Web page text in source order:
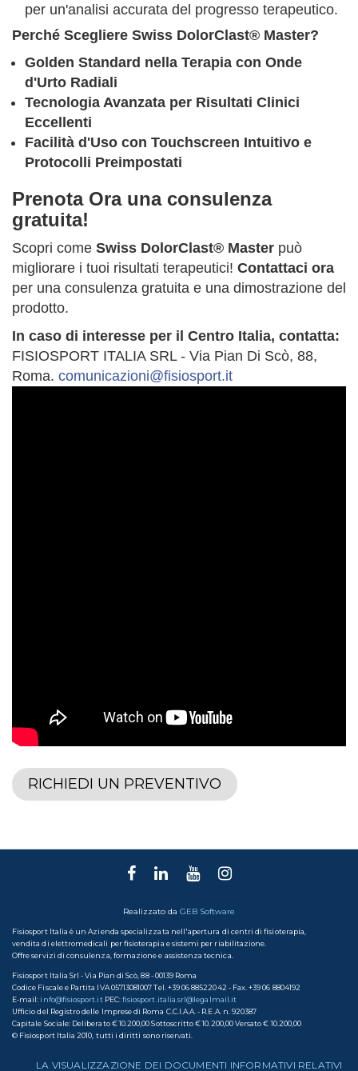
per un'analisi accurata del progresso terapeutico.
Perché Scegliere Swiss DolorClast® Master?
Golden Standard nella Terapia con Onde
d'Urto Radiali
Tecnologia Avanzata per Risultati Clinici
Eccellenti
Facilità d'Uso con Touchscreen Intuitivo e
Protocolli Preimpostati
Prenota Ora una consulenza
gratuita!
Scopri come Swiss DolorClast® Master può
migliorare i tuoi risultati terapeutici! Contattaci ora
per una consulenza gratuita e una dimostrazione del
prodotto.
In caso di interesse per il Centro Italia, contatta:
FISIOSPORT ITALIA SRL - Via Pian Di Scò, 88,
Roma. comunicazioni@fisiosport.it
RICHIEDI UN PREVENTIVO
Realizzato da GEB Software
Fisiosport Italia è un Azienda specializzata nell'apertura di centri di fisioterapia,
vendita di elettromedicali per fisioterapia e sistemi per riabilitazione.
Offre servizi di consulenza, formazione e assistenza tecnica.
Fisiosport Italia Srl - Via Pian di Scò, 88 - 00139 Roma
Codice Fiscale e Partita IVA 05713081007 Tel. +39 06 88522042 - Fax. +39 06 8804192
E-mail: info@fisiosport.itPEC:fisiosport.italia.srl@legalmail.it
Ufficio del Registro delle Imprese di Roma C.C.I.A.A. - R.E.A. n. 920387
Capitale Sociale: Deliberato € 10.200,00 Sottoscritto € 10.200,00 Versato € 10.200,00
© Fisiosport Italia 2010, tutti i diritti sono riservati.
LA VISUALIZZAZIONE DEI DOCUMENTI INFORMATIVI RELATIVI